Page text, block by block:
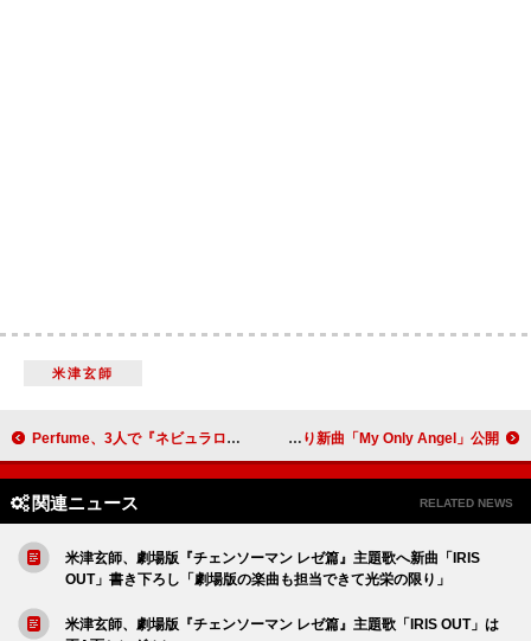
米津玄師
Perfume、3人で『ネビュラロマンス』ポップアップストアをサプライズ訪店 エアロスミス＆ヤングブラッド、コラボEPより新曲「My Only Angel」公開
関連ニュース RELATED NEWS
米津玄師、劇場版『チェンソーマン レゼ篇』主題歌へ新曲「IRIS
OUT」書き下ろし「劇場版の楽曲も担当できて光栄の限り」
米津玄師、劇場版『チェンソーマン レゼ篇』主題歌「IRIS OUT」は